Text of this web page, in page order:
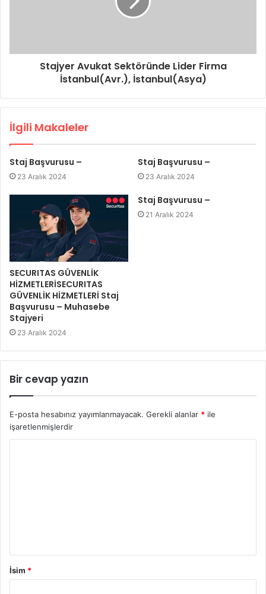
Stajyer Avukat Sektöründe Lider Firma
İstanbul(Avr.), İstanbul(Asya)
İlgili Makaleler
Staj Başvurusu –
23 Aralık 2024
Staj Başvurusu –
23 Aralık 2024
SECURITAS GÜVENLİK
HİZMETLERİSECURITAS
GÜVENLİK HİZMETLERİ Staj
Başvurusu – Muhasebe
Stajyeri
23 Aralık 2024
Staj Başvurusu –
21 Aralık 2024
Bir cevap yazın
E-posta hesabınız yayımlanmayacak. Gerekli alanlar * ile
işaretlenmişlerdir
İsim *